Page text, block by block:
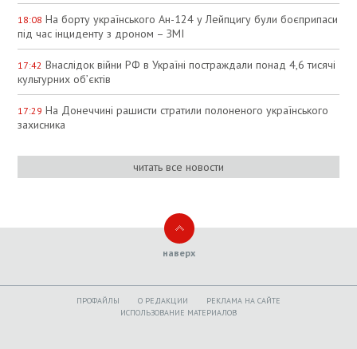
18:08 На борту українського Ан-124 у Лейпцигу були боєприпаси
під час інциденту з дроном – ЗМІ
17:42 Внаслідок війни РФ в Україні постраждали понад 4,6 тисячі
культурних об’єктів
17:29 На Донеччині рашисти стратили полоненого українського
захисника
читать все новости
наверх
ПРОФАЙЛЫ O РЕДАКЦИИ
РЕКЛАМА НА САЙТЕ
ИСПОЛЬЗОВАНИЕ МАТЕРИАЛОВ